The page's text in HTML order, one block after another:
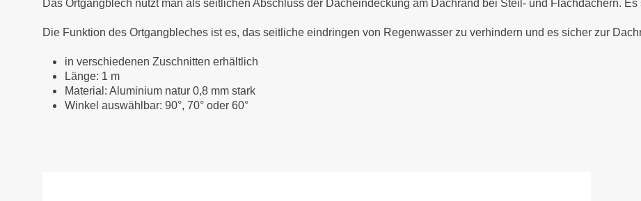
Das Ortgangblech nutzt man als seitlichen Abschluss der Dacheindeckung am Dachrand bei Steil- und Flachdächern.
Die Funktion des Ortgangbleches ist es, das seitliche eindringen von Regenwasser zu verhindern und es sicher zur
in verschiedenen Zuschnitten erhältlich
Länge: 1 m
Material: Aluminium natur 0,8 mm stark
Winkel auswählbar: 90°, 70° oder 60°